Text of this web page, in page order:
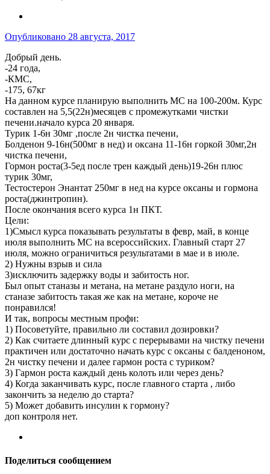
Опубликовано 28 августа, 2017
Добрый день.
-24 года,
-КМС,
-175, 67кг
На данном курсе планирую выполнить МС на 100-200м. Курс
составлен на 5,5(22н)месяцев с промежутками чистки
печени.начало курса 20 января.
Турик 1-6н 30мг ,после 2н чистка печени,
Болденон 9-16н(500мг в нед) и оксана 11-16н горкой 30мг,2н
чистка печени,
Гормон роста(3-5ед после трен каждый день)19-26н плюс
турик 30мг,
Тестостерон Энантат 250мг в нед на курсе оксаны и гормона
роста(джинтропин).
После окончания всего курса 1н ПКТ.
Цели:
1)Смысл курса показывать результаты в февр, май, в конце
июля выполнить МС на всероссийских. Главный старт 27
июля, можно ограничиться результатами в мае и в июле.
2) Нужны взрыв и сила
3)исключить задержку воды и забитость ног.
Был опыт станазы и метана, на метане раздуло ноги, на
станазе забитость такая же как на метане, короче не
понравился!
И так, вопросы местным профи:
1) Посоветуйте, правильно ли составил дозировки?
2) Как считаете длинный курс с перерывами на чистку печени
практичен или достаточно начать курс с оксаны с балденоном,
2н чистку печени и далее гармон роста с туриком?
3) Гармон роста каждый день колоть или через день?
4) Когда заканчивать курс, после главного старта , либо
закончить за неделю до старта?
5) Может добавить инсулин к гормону?
доп контроля нет.
Поделиться сообщением